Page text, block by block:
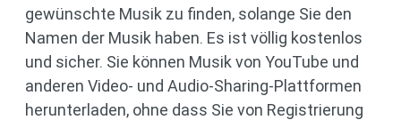
gewünschte Musik zu finden, solange Sie den
Namen der Musik haben. Es ist völlig kostenlos
und sicher. Sie können Musik von YouTube und
anderen Video- und Audio-Sharing-Plattformen
herunterladen, ohne dass Sie von Registrierung